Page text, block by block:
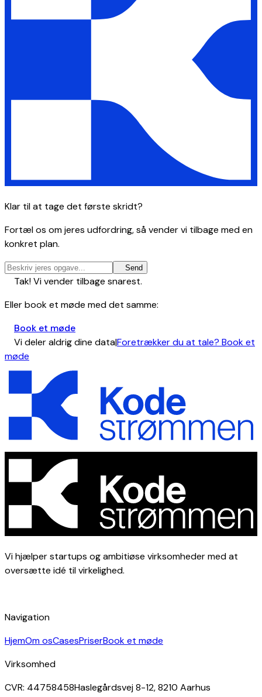
Klar til at tage det første skridt?
Fortæl os om jeres udfordring, så vender vi tilbage med en
konkret plan.
Send
Tak! Vi vender tilbage snarest.
Eller book et møde med det samme:
Book et møde
Vi deler aldrig dine data|Foretrækker du at tale? Book et
møde
Vi hjælper startups og ambitiøse virksomheder med at
oversætte idé til virkelighed.
Navigation
HjemOm osCasesPriserBook et møde
Virksomhed
CVR: 44758458Haslegårdsvej 8-12, 8210 Aarhus